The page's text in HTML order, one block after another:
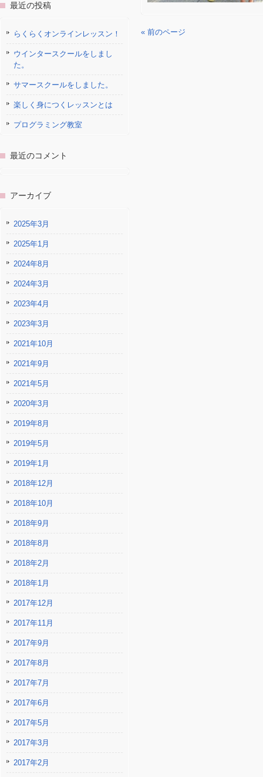
« 前のページ
最近の投稿
らくらくオンラインレッスン！
ウインタースクールをしまし
た。
サマースクールをしました。
楽しく身につくレッスンとは
プログラミング教室
最近のコメント
アーカイブ
2025年3月
2025年1月
2024年8月
2024年3月
2023年4月
2023年3月
2021年10月
2021年9月
2021年5月
2020年3月
2019年8月
2019年5月
2019年1月
2018年12月
2018年10月
2018年9月
2018年8月
2018年2月
2018年1月
2017年12月
2017年11月
2017年9月
2017年8月
2017年7月
2017年6月
2017年5月
2017年3月
2017年2月